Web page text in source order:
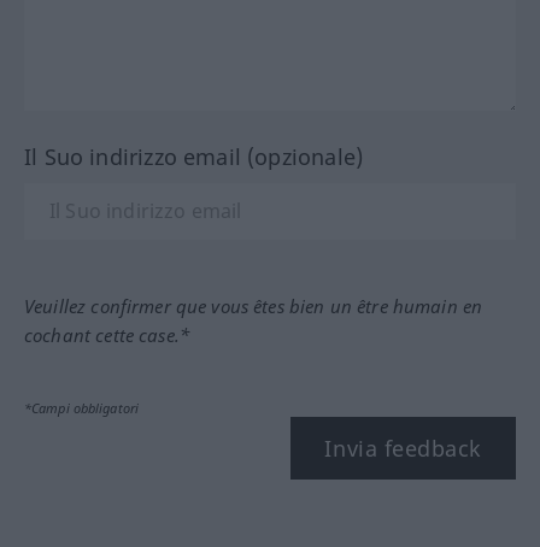
Il Suo indirizzo email (opzionale)
Veuillez confirmer que vous êtes bien un être humain en
cochant cette case.*
*Campi obbligatori
Invia feedback